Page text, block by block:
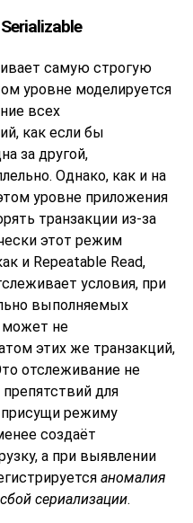
самую строгую
уровне моделируется
всех
как если бы
за другой,
Однако, как и на
уровне приложения
транзакции из-за
этот режим
и Repeatable Read,
условия, при
выполняемых
может не
этих же транзакций,
отслеживание не
для
присущи режиму
создаёт
а при выявлении
аномалия
сбой сериализации.